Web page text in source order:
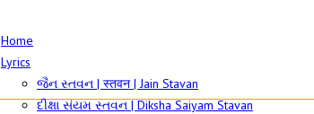
Home
Lyrics
જૈન સ્તવન | स्तवन | Jain Stavan
દીક્ષા સંયમ સ્તવન | Diksha Saiyam Stavan